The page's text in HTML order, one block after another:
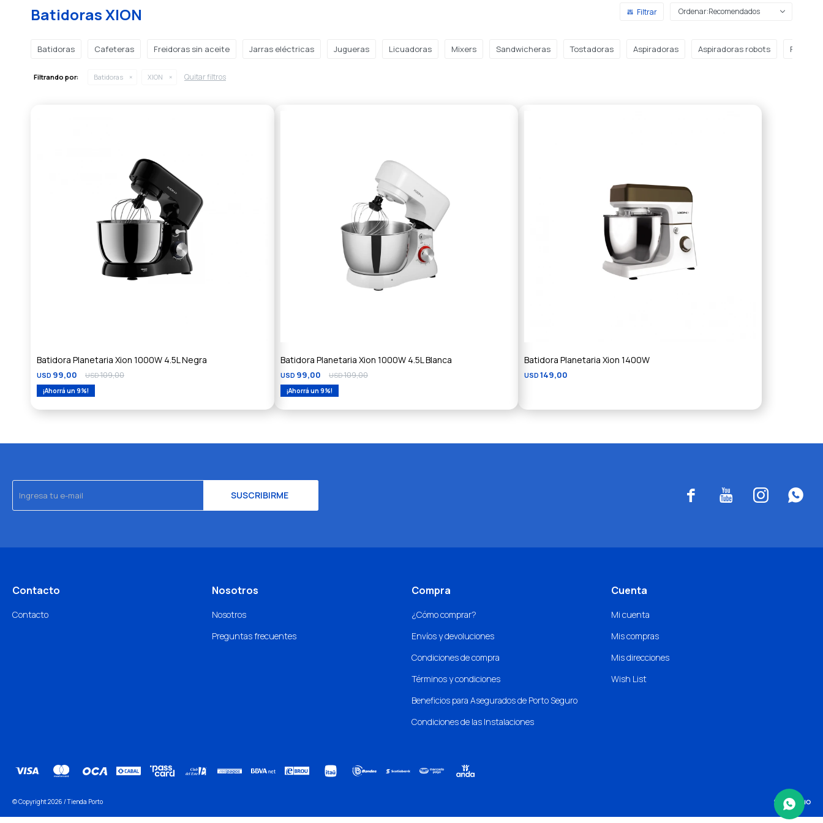
Batidoras XION Recomendados
Batidoras Cafeteras Freidoras sin aceite Jarras eléctricas Jugueras Licuadoras Mixers Sandwicheras Tostadoras Aspiradoras Aspiradoras robots Fábrica
Filtrando por: Batidoras XION Quitar filtros
Batidora Planetaria Xion 1000W 4.5L Negra
USD 99,00 USD109,00
9
Batidora Planetaria Xion 1000W 4.5L Blanca
USD 99,00 USD109,00
9
Batidora Planetaria Xion 1400W
USD 149,00
SUSCRIBIRME    
Contacto
Contacto
Nosotros
Nosotros
Preguntas frecuentes
Compra
¿Cómo comprar?
Envíos y devoluciones
Condiciones de compra
Términos y condiciones
Beneficios para Asegurados de Porto Seguro
Condiciones de las Instalaciones
Cuenta
Mi cuenta
Mis compras
Mis direcciones
Wish List
© Copyright 2026 / Tienda Porto